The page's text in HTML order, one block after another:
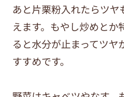
あと片栗粉入れたらツ
えます。もやし炒めとか
ると水分が止まってツヤ
すすめです。